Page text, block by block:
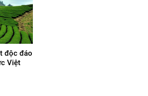
độc đáo
Việt